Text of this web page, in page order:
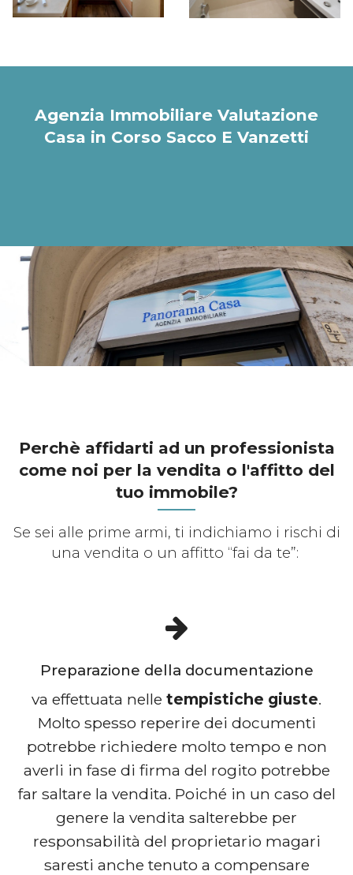
Agenzia Immobiliare Valutazione
Casa in Corso Sacco E Vanzetti
Perchè affidarti ad un professionista
come noi per la vendita o l'affitto del
tuo immobile?
Se sei alle prime armi, ti indichiamo i rischi di
una vendita o un affitto “fai da te”:
Preparazione della documentazione
va effettuata nelle tempistiche giuste.
Molto spesso reperire dei documenti
potrebbe richiedere molto tempo e non
averli in fase di firma del rogito potrebbe
far saltare la vendita. Poiché in un caso del
genere la vendita salterebbe per
responsabilità del proprietario magari
saresti anche tenuto a compensare